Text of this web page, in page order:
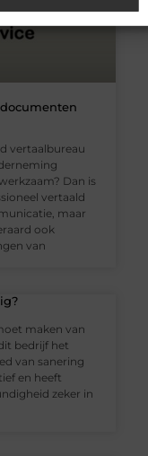
vertaalbureau
Dan is
vertaald
maar
ook
van
maken van
bedrijf het
van sanering
en heeft
zeker in